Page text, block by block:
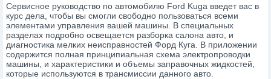
Сервисное руководство по автомобилю Ford Kuga введет вас в
курс дела, чтобы вы смогли свободно пользоваться всеми
элементами управления вашей машины. В специальных
разделах подробно освещается разборка салона авто, и
диагностика мелких неисправностей Форд Куга. В приложении
содержится полная принципиальная схема электропроводки
машины, и характеристики и объемы заправочных жидкостей,
которые используются в трансмиссии данного авто.